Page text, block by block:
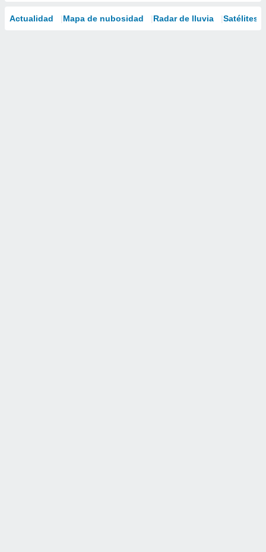
Actualidad Mapa de nubosidad Radar de lluvia Satélites